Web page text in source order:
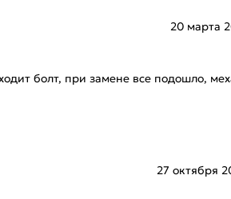
20 марта
болт, при замене все подошло,
27 октября